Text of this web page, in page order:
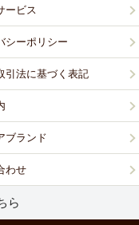
ービス
シーポリシー
引法に基づく表記
ブランド
わせ
ら